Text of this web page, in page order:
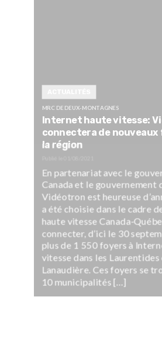
MRC DE DEUX-MONTAGNES
Internet haute vitesse:
connectera de nouveaux
la région
En partenariat avec le
Canada et le gouvernement
Vidéotron est heureuse
a été choisie dans le cadre
haute vitesse Canada-
connecter, d’ici le 30
plus de 1 550 foyers à
vitesse dans les Laurentides
Lanaudière. Ces foyers se
10 municipalités […]